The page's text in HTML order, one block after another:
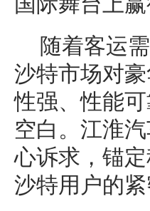
随着客运
沙特市场对
性强、性能
空白。江淮
心诉求，锚
沙特用户的